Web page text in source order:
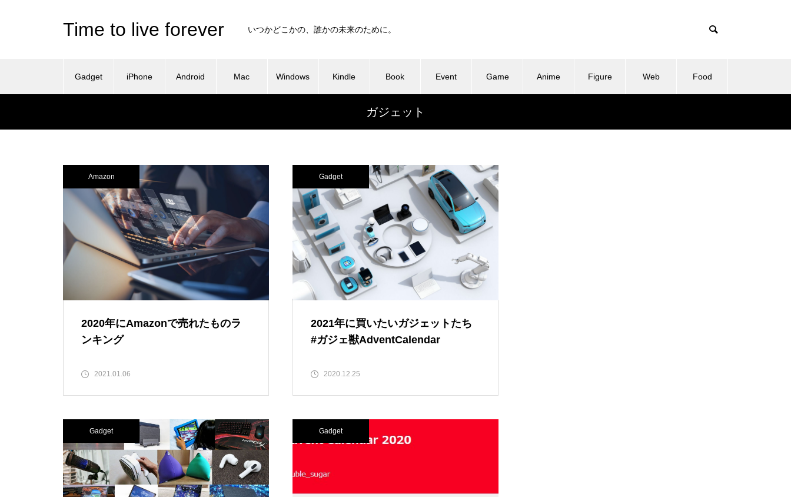
Time to live forever いつかどこかの、誰かの未来のために。
Gadget iPhone Android Mac Windows Kindle Book Event Game Anime Figure Web Food
ガジェット
Amazon
2020年にAmazonで売れたものラ
ンキング
2021.01.06
Gadget
2021年に買いたいガジェットたち
#ガジェ獣AdventCalendar
2020.12.25
Gadget Gadget